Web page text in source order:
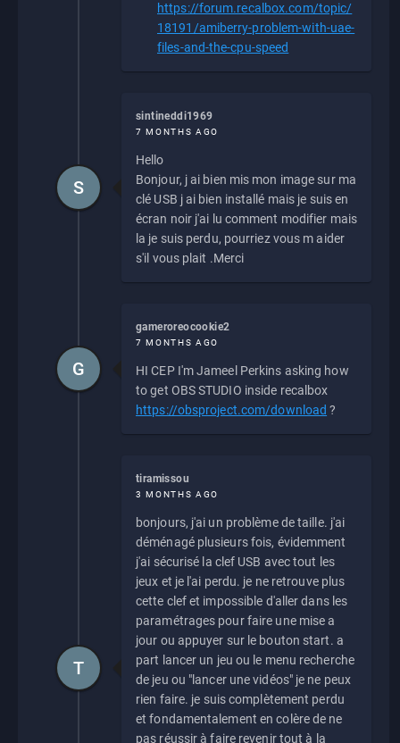
https://forum.recalbox.com/topic/
18191/amiberry-problem-with-uae-
files-and-the-cpu-speed
sintineddi1969
7 MONTHS AGO
Hello
Bonjour, j ai bien mis mon image sur ma
clé USB j ai bien installé mais je suis en
écran noir j'ai lu comment modifier mais
la je suis perdu, pourriez vous m aider
s'il vous plait .Merci
S
gameroreocookie2
7 MONTHS AGO
HI CEP I'm Jameel Perkins asking how
to get OBS STUDIO inside recalbox
https://obsproject.com/download ?
G
tiramissou
3 MONTHS AGO
bonjours, j'ai un problème de taille. j'ai
déménagé plusieurs fois, évidemment
j'ai sécurisé la clef USB avec tout les
jeux et je l'ai perdu. je ne retrouve plus
cette clef et impossible d'aller dans les
paramétrages pour faire une mise a
jour ou appuyer sur le bouton start. a
part lancer un jeu ou le menu recherche
de jeu ou "lancer une vidéos" je ne peux
rien faire. je suis complètement perdu
et fondamentalement en colère de ne
pas réussir à faire revenir tout à la
T